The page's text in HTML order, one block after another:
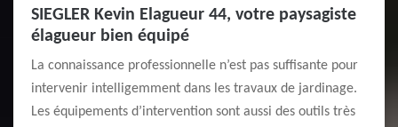
SIEGLER Kevin Elagueur 44, votre paysagiste
élagueur bien équipé
La connaissance professionnelle n’est pas suffisante pour
intervenir intelligemment dans les travaux de jardinage.
Les équipements d’intervention sont aussi des outils très